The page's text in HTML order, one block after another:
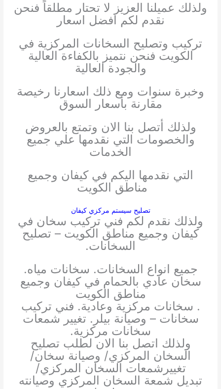
ولذلك عميلنا العزيز لا تحتار مطلقاً فنحن
نقدم لكم افضل اسعار
تركيب وتصليح السخانات المركزية في
الكويت فنحن نتميز بالكفاءة العالية
والجودة العالية
وخبرة سنوات ومع ذلك اسعارنا رخيصة
مقارنة بأسعار السوق
ولذلك أتصل بنا الان وتمتع بالعروض
والخصومات التي نقدمها علي جميع
الخدمات
التي نقدمها اليكم في كيفان وجميع
مناطق الكويت
تصليح سيستم مركزي كيفان
ولذلك نقدم لكم فني تركيب سخان في
كيفان وجميع مناطق الكويت – تصليح
السخانات.
جميع انواع السخانات. سخانات مياه.
سخان عادي بالحمام في كيفان وجميع
مناطق الكويت
. سخانات مركزية وعادية. فني تركيب
سخانات – وصيانة بيلر. تغيير شمعات
سخانات مركزية.
ولذلك اتصل بنا الان لطلب تصليح
السخان المركزي/ وصيانة سخان/
تغييرشمعات السخان المركزي/
تبديل شمعة السخان المركزي وصيانته